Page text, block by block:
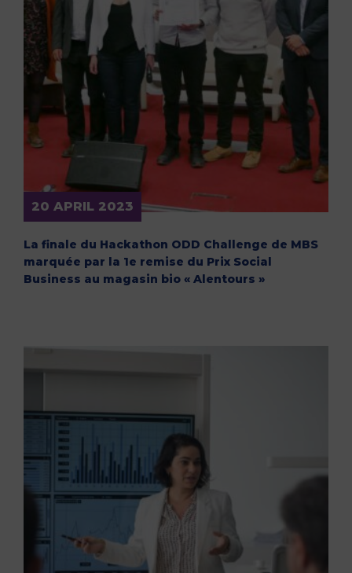
20 APRIL 2023
La finale du Hackathon ODD Challenge de MBS
marquée par la 1e remise du Prix Social
Business au magasin bio « Alentours »